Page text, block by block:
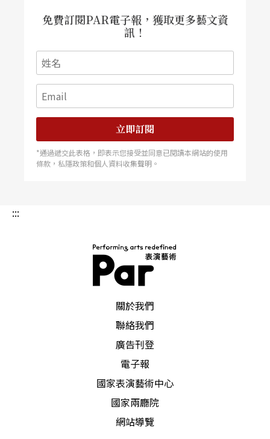
免費訂閱PAR電子報，獲取更多藝文資
訊！
立即訂閱
*通過遞交此表格，即表示您接受並同意已閱讀本網站的使用
條款，私隱政策和個人資料收集聲明。
:::
關於我們
聯絡我們
廣告刊登
電子報
國家表演藝術中心
國家兩廳院
網站導覽